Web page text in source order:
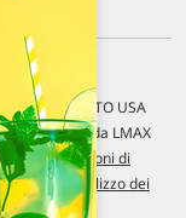
/ MERCATO USA
fornite da LMAX
Condizioni di
e dell' Utilizzo dei